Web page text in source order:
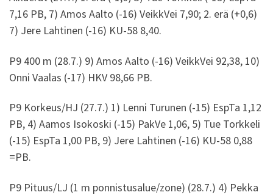
7,16 PB, 7) Amos Aalto (-16) VeikkVei 7,90; 2. erä (+0,6)
7) Jere Lahtinen (-16) KU-58 8,40.
P9 400 m (28.7.) 9) Amos Aalto (-16) VeikkVei 92,38, 10)
Onni Vaalas (-17) HKV 98,66 PB.
P9 Korkeus/HJ (27.7.) 1) Lenni Turunen (-15) EspTa 1,12
PB, 4) Aamos Isokoski (-15) PakVe 1,06, 5) Tue Torkkeli
(-15) EspTa 1,00 PB, 9) Jere Lahtinen (-16) KU-58 0,88
=PB.
P9 Pituus/LJ (1 m ponnistusalue/zone) (28.7.) 4) Pekka